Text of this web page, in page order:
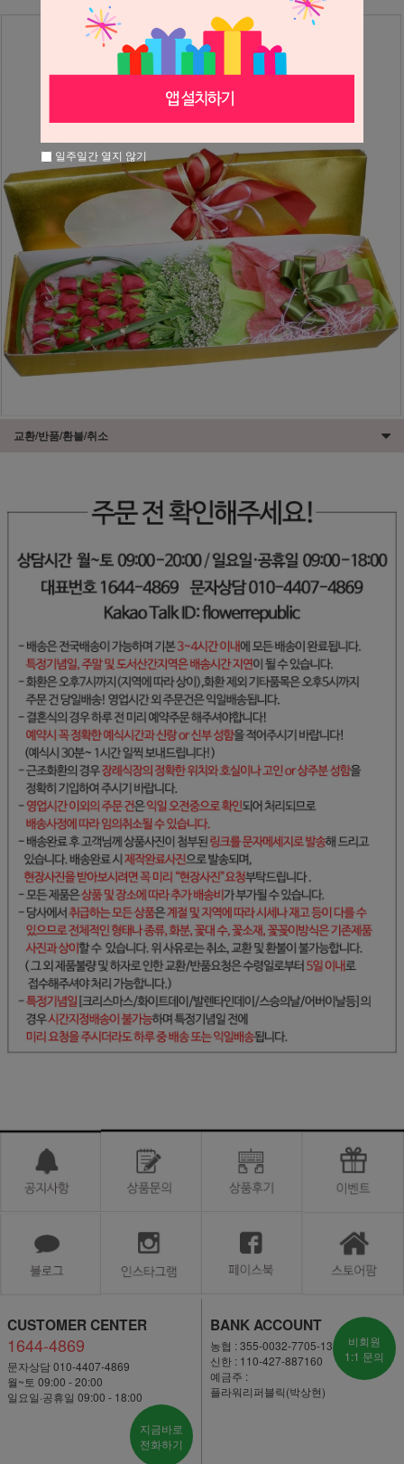
교환/반품/환불/취소
CUSTOMER CENTER
1644-4869
문자상담 010-4407-4869
월~토 09:00 - 20:00
일요일·공휴일 09:00 - 18:00
지금바로
전화하기
BANK ACCOUNT
농협 : 355-0032-7705-13
신한 : 110-427-887160
예금주 :
플라워리퍼블릭(박상현)
비회원
1:1 문의
일주일간 열지 않기